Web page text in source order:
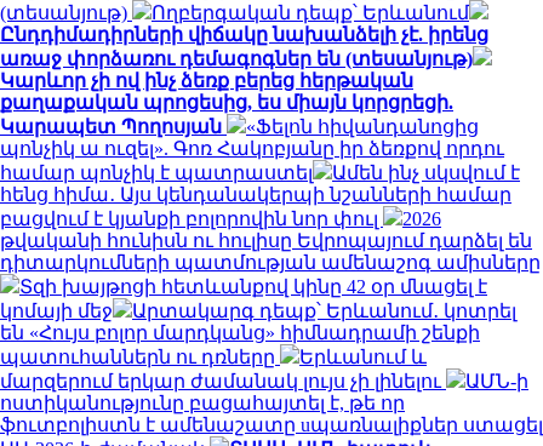
(տեսանյութ)
Ողբերգական դեպք՝ Երևանում
Ընդդիմադիրների վիճակը նախանձելի չէ. իրենց
առաջ փորձառու դեմագոգներ են (տեսանյութ)
Կարևոր չի ով ինչ ձեռք բերեց հերթական
քաղաքական պրոցեսից, ես միայն կորցրեցի.
Կարապետ Պողոսյան
«Ֆելոն հիվանդանոցից
պոնչիկ ա ուզել». Գոռ Հակոբյանը իր ձեռքով որդու
համար պոնչիկ է պատրաստել
Ամեն ինչ սկսվում է
հենց հիմա․ Այս կենդանակերպի նշանների համար
բացվում է կյանքի բոլորովին նոր փուլ
2026
թվականի հունիսն ու հուլիսը Եվրոպայում դարձել են
դիտարկումների պատմության ամենաշոգ ամիսները
Տզի խայթոցի հետևանքով կինը 42 օր մնացել է
կոմայի մեջ
Արտակարգ դեպք՝ Երևանում․ կոտրել
են «Հույս բոլոր մարդկանց» հիմնադրամի շենքի
պատուհաններն ու դռները
Երևանում և
մարզերում երկար ժամանակ լույս չի լինելու
ԱՄՆ-ի
ոստիկանությունը բացահայտել է, թե որ
ֆուտբոլիստն է ամենաշատը uպառնալիքներ ստացել